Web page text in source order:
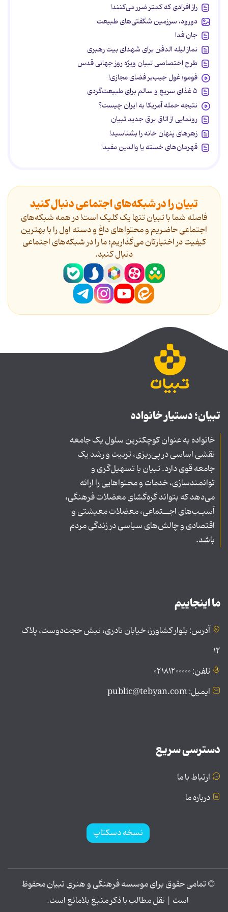
راز افرادی که کمتر ضرر می‌کنند!
دورود، سرزمین شگفتی‌های طبیعت
جان فدا
نماز لیله الدفن برای شهدای بیت رهبری
طرح اختصاصی تبیان ویژه روز جهانی قدس
فومو؛ غول جیب‌بر فضای مجازی!
۵ غذای سریع و سالم برای طبیعت‌گردی
نتیجه حمله آمریکا به ایران چیست؟
رونمایی از اتاق برق جدید تبیان
زهرهای پنهان خانه را بشناسید!
قهرمان‌های خسته یا والدین مفید!
تبیان را در شبکه‌های اجتماعی دنبال کنید
فاصله شما با تبیان تنها یک کلیک است! در همه شبکه‌های
اجتماعی حاضریم و محتواهای داغ و دسته اول را با بهترین
کیفیت در اختیارتان می‌گذاریم؛ ما را در شبکه‌های اجتماعی
دنیال کنید.
تبیان؛ دستیار خانواده
خانواده به عنوان کوچکترین سلول یک جامعه
نقشی اساسی در پی‌ریزی، تربیت و رشد یک
جامعه قوی دارد. تبیان با تسهیل‌گری و
توانمندسازی، خدمات و محتواهایی را ارائه
می‌دهد که بتواند گره‌گشای معضلات فرهنگی،
آسیـب‌های اجــتماعی، معضلات معیشتی و
اقتصادی و چالش‌های سیاسی در زندگی مردم
باشد.
ما اینجاییم
آدرس: بلوار کشاورز، خیابان نادری، نبش حجت‌دوست، پلاک
۱۲
تلفن: ۰۲۱۸۱۲۰۰۰۰۰
ایمیل: public@tebyan.com
دسترسی سریع
ارتباط با ما
درباره ما
نسخه دسکتاپ
© تمامی حقوق برای موسسه فرهنگی و هنری تبیان محفوظ
است | نقل مطالب با ذکر منبع بلامانع است.